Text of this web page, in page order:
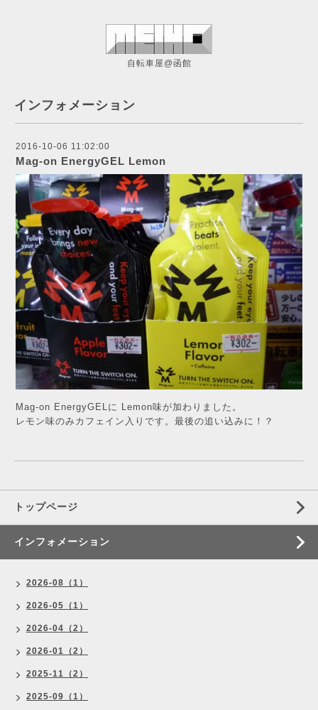
自転車屋@函館
インフォメーション
2016-10-06 11:02:00
Mag-on EnergyGEL Lemon
Mag-on EnergyGELに Lemon味が加わりました。
レモン味のみカフェイン入りです。最後の追い込みに！？
トップページ
インフォメーション
2026-08（1）
2026-05（1）
2026-04（2）
2026-01（2）
2025-11（2）
2025-09（1）